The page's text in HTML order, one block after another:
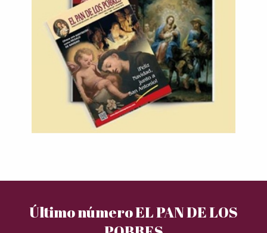
Último número EL PAN DE LOS